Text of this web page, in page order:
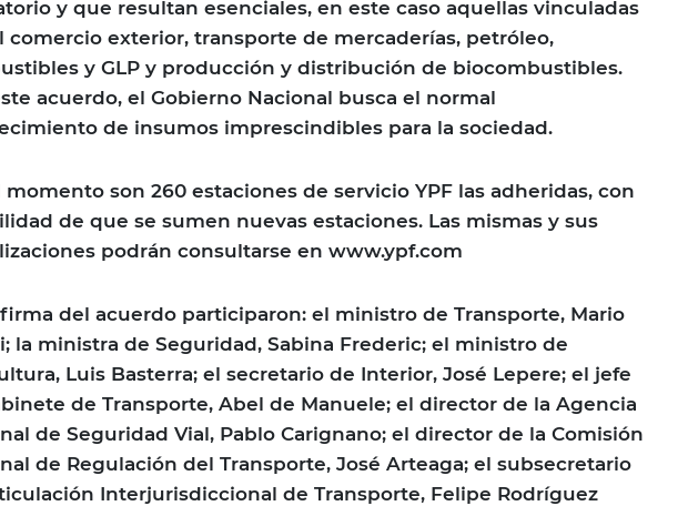
y que resultan esenciales, en este caso aquellas vinculadas
comercio exterior, transporte de mercaderías, petróleo,
y GLP y producción y distribución de biocombustibles.
acuerdo, el Gobierno Nacional busca el normal
de insumos imprescindibles para la sociedad.
momento son 260 estaciones de servicio YPF las adheridas, con
de que se sumen nuevas estaciones. Las mismas y sus
podrán consultarse en www.ypf.com
del acuerdo participaron: el ministro de Transporte, Mario
la ministra de Seguridad, Sabina Frederic; el ministro de
Luis Basterra; el secretario de Interior, José Lepere; el jefe
de Transporte, Abel de Manuele; el director de la Agencia
de Seguridad Vial, Pablo Carignano; el director de la Comisión
de Regulación del Transporte, José Arteaga; el subsecretario
Interjurisdiccional de Transporte, Felipe Rodríguez